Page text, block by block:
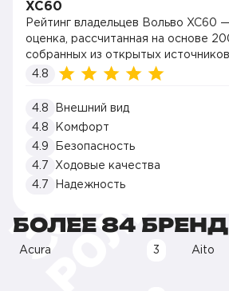
XC60
Рейтинг владельцев Вольво XC60
оценка, рассчитанная на основе
собранных из открытых источников.
4.8
4.8
Внешний вид
4.8
Комфорт
4.9
Безопасность
4.7
Ходовые качества
4.7
Надежность
БОЛЕЕ 84
Acura 3 Aito